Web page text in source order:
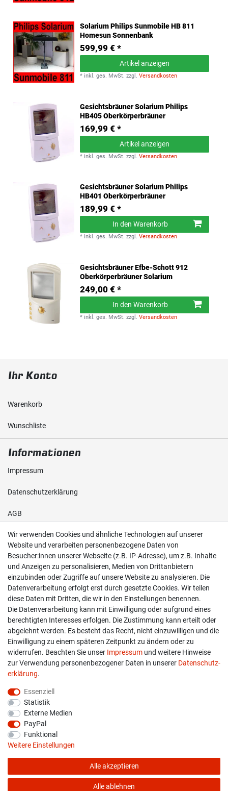
Solarium Philips Sunmobile HB 811
Homesun Sonnenbank
599,99 € *
Artikel anzeigen
* inkl. ges. MwSt. zzgl.Versandkosten
Gesichtsbräuner Solarium Philips
HB405 Oberkörperbräuner
169,99 € *
Artikel anzeigen
* inkl. ges. MwSt. zzgl.Versandkosten
Gesichtsbräuner Solarium Philips
HB401 Oberkörperbräuner
189,99 € *
In den Warenkorb
* inkl. ges. MwSt. zzgl.Versandkosten
Gesichtsbräuner Efbe-Schott 912
Oberkörperbräuner Solarium
249,00 € *
In den Warenkorb
* inkl. ges. MwSt. zzgl.Versandkosten
Ihr Konto
Warenkorb
Wunschliste
Informationen
Impressum
Daten­schutz­erklärung
AGB
Shop
Kontakt
Versand & Zahlung
Widerrufs­recht
Widerruf erklären
info@overdrive-racing.de
05662 / 8878939
Overdrive-Racing
Frankenstr. 9
34587 Felsberg-Gensungen
* Alle Preise verstehen sich inkl. gesetzl. MwSt. zzgl.Versandkosten
Wir verwenden Cookies und ähnliche Technologien auf unserer
Website und verarbeiten personenbezogene Daten von
Besucher:innen unserer Webseite (z.B. IP-Adresse), um z.B. Inhalte
und Anzeigen zu personalisieren, Medien von Drittanbietern
einzubinden oder Zugriffe auf unsere Website zu analysieren. Die
Datenverarbeitung erfolgt erst durch gesetzte Cookies. Wir teilen
diese Daten mit Dritten, die wir in den Einstellungen benennen.
Die Datenverarbeitung kann mit Einwilligung oder aufgrund eines
berechtigten Interesses erfolgen. Die Zustimmung kann erteilt oder
abgelehnt werden. Es besteht das Recht, nicht einzuwilligen und die
Einwilligung zu einem späteren Zeitpunkt zu ändern oder zu
widerrufen. Beachten Sie unser Impressum und weitere Hinweise
zur Verwendung personenbezogener Daten in unserer Daten­schutz­
erklärung.
Essenziell
Statistik
Externe Medien
PayPal
Funktional
Weitere Einstellungen
Alle akzeptieren
Alle ablehnen